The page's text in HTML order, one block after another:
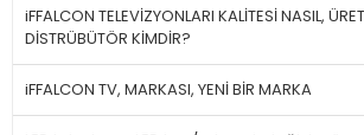
iFFALCON TELEVİZYONLARI KALİTESİ NASIL,
DİSTRÜBÜTÖR KİMDİR?
iFFALCON TV, MARKASI, YENİ BİR MARKA